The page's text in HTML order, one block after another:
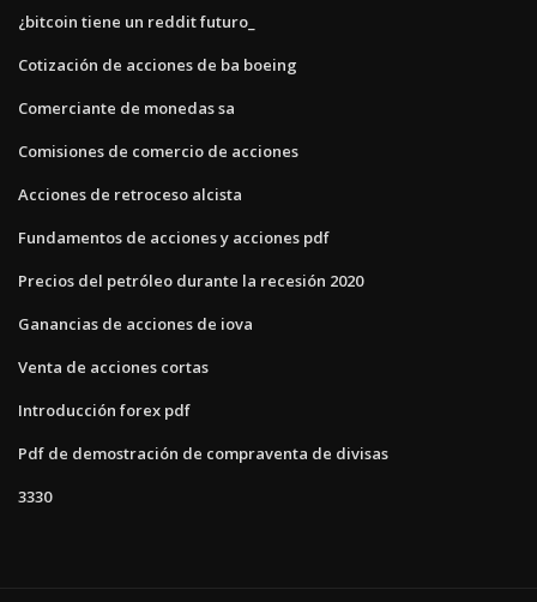
¿bitcoin tiene un reddit futuro_
Cotización de acciones de ba boeing
Comerciante de monedas sa
Comisiones de comercio de acciones
Acciones de retroceso alcista
Fundamentos de acciones y acciones pdf
Precios del petróleo durante la recesión 2020
Ganancias de acciones de iova
Venta de acciones cortas
Introducción forex pdf
Pdf de demostración de compraventa de divisas
3330